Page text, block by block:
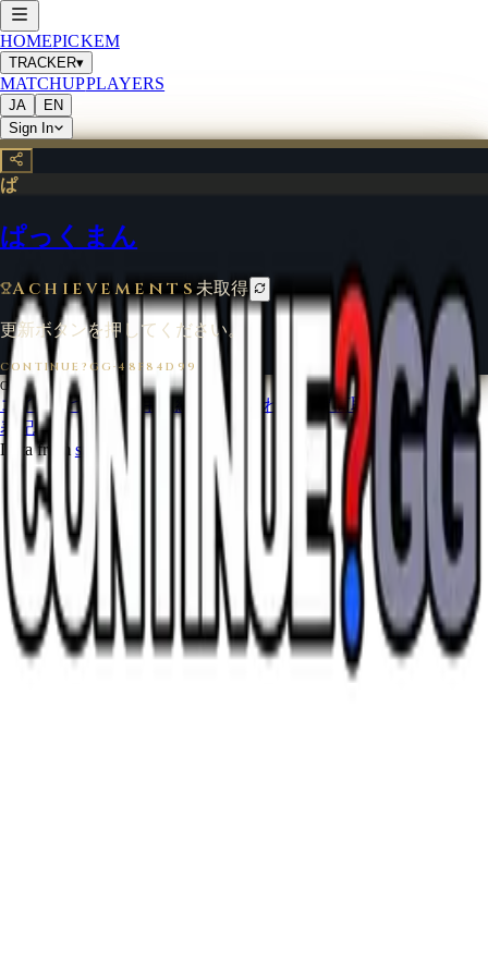
HOMEPICKEM
TRACKER▾
MATCHUPPLAYERS
JA
EN
Sign In
ぱ
ぱっくまん
Achievements未取得
更新ボタンを押してください。
CONTINUE?GG·48F84D99
CONTINUE?GG ©
2026
コインについて 利用規約 お問い合わせ
特定商取引法に基づく
表記
Data from start.gg